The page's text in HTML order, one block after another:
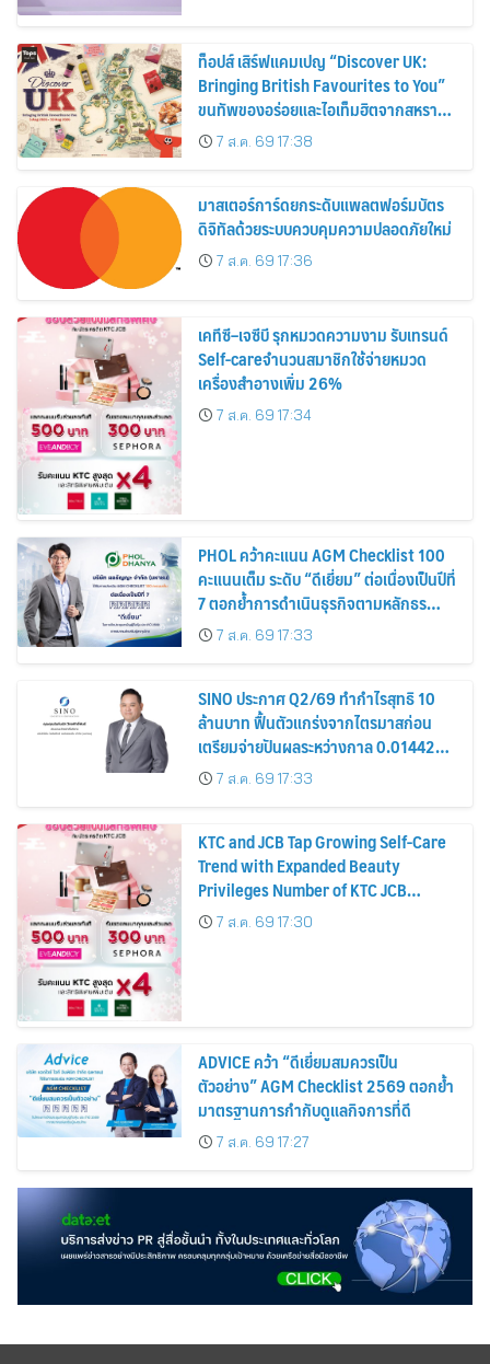
ท็อปส์ เสิร์ฟแคมเปญ “Discover UK:
Bringing British Favourites to You”
ขนทัพของอร่อยและไอเท็มฮิตจากสหราช
อาณาจักร ส่งตรงถึงมือตั้งแต่วันนี้ – 18
สิงหาคมนี้
7 ส.ค. 69 17:38
มาสเตอร์การ์ดยกระดับแพลตฟอร์มบัตร
ดิจิทัลด้วยระบบควบคุมความปลอดภัยใหม่
7 ส.ค. 69 17:36
เคทีซี–เจซีบี รุกหมวดความงาม รับเทรนด์
Self-careจำนวนสมาชิกใช้จ่ายหมวด
เครื่องสำอางเพิ่ม 26%
7 ส.ค. 69 17:34
PHOL คว้าคะแนน AGM Checklist 100
คะแนนเต็ม ระดับ “ดีเยี่ยม” ต่อเนื่องเป็นปีที่
7 ตอกย้ำการดำเนินธุรกิจตามหลักธร
รมาภิบาล โปร่งใส สร้างความเชื่อมั่นผู้ถือ
หุ้น
7 ส.ค. 69 17:33
SINO ประกาศ Q2/69 ทำกำไรสุทธิ 10
ล้านบาท ฟื้นตัวแกร่งจากไตรมาสก่อน
เตรียมจ่ายปันผลระหว่างกาล 0.014423
บาทต่อหุ้น ครึ่งปีหลังมุ่งเติบโตต่อเนื่อง
7 ส.ค. 69 17:33
KTC and JCB Tap Growing Self-Care
Trend with Expanded Beauty
Privileges Number of KTC JCB
Cardmembers Spending on
Cosmetics Rises 26%
7 ส.ค. 69 17:30
ADVICE คว้า “ดีเยี่ยมสมควรเป็น
ตัวอย่าง” AGM Checklist 2569 ตอกย้ำ
มาตรฐานการกำกับดูแลกิจการที่ดี
7 ส.ค. 69 17:27